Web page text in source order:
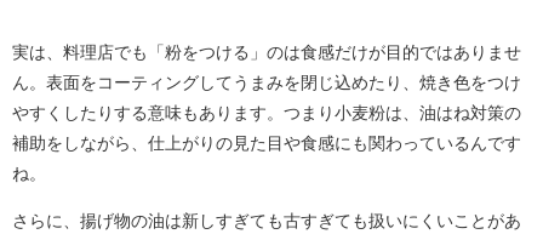
実は、料理店でも「粉をつける」のは食感だけが目的ではありませ
ん。表面をコーティングしてうまみを閉じ込めたり、焼き色をつけ
やすくしたりする意味もあります。つまり小麦粉は、油はね対策の
補助をしながら、仕上がりの見た目や食感にも関わっているんです
ね。
さらに、揚げ物の油は新しすぎても古すぎても扱いにくいことがあ